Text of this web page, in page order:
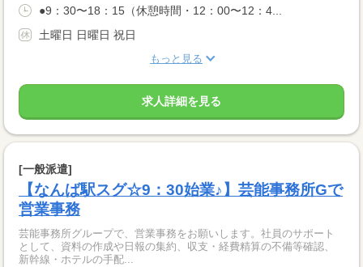
●9：30〜18：15（休憩時間・12：00〜12：4...
土曜日 日曜日 祝日
もっと見る
求人詳細を見る
[一般派遣]
【なんば駅スグ☆9：30始業♪】芸能事務所Gで
営業事務
芸能事務所グループで、営業事務をお願いします。社員のサポート
として、資料の作成や日報の集約、収支・経費精算の不備等確認、
新幹線・ホテルの手配...